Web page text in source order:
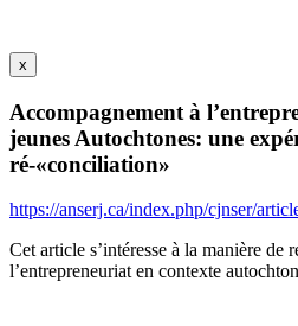
x
Accompagnement à
jeunes Autochtones: une
ré-«conciliation»
https://anserj.ca/index.php/cjnser/
Cet article s’intéresse à la manière de
l’entrepreneuriat en contexte